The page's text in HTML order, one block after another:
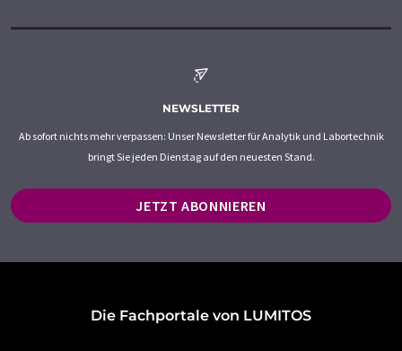
NEWSLETTER
Ab sofort nichts mehr verpassen: Unser Newsletter für Analytik und Labortechnik
bringt Sie jeden Dienstag auf den neuesten Stand.
JETZT ABONNIEREN
Die Fachportale von LUMITOS